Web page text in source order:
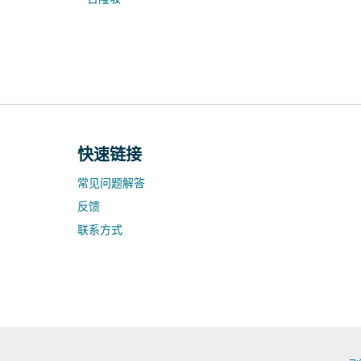
快速链接
常见问题解答
反馈
联系方式